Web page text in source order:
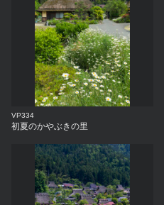
VP334
初夏のかやぶきの里